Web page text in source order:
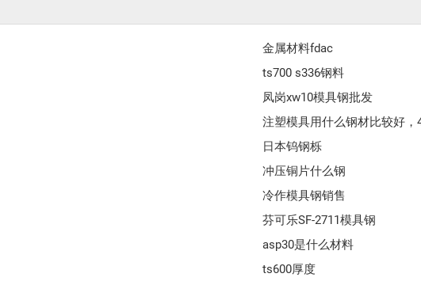
金属材料fdac
ts700 s336钢料
凤岗xw10模具钢批发
注塑模具用什么钢材比较好，
日本钨钢栎
冲压铜片什么钢
冷作模具钢销售
芬可乐SF-2711模具钢
asp30是什么材料
ts600厚度